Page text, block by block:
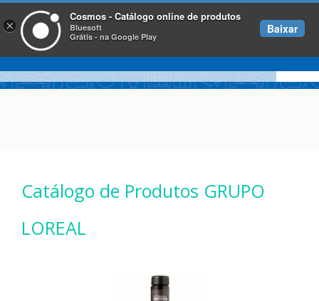
Catálogo de Produtos GRUPO
LOREAL
×
Cosmos - Catálogo online de produtos
Bluesoft
Grátis - na Google Play
Baixar